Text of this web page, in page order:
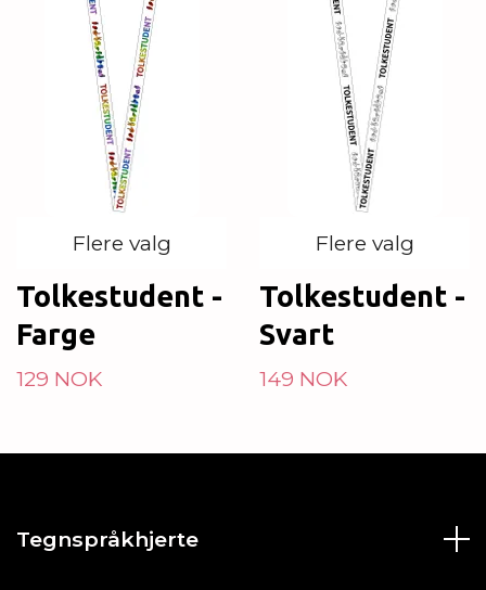
Flere valg
Tolkestudent -
Farge
129 NOK
Flere valg
Tolkestudent -
Svart
149 NOK
Tegnspråkhjerte